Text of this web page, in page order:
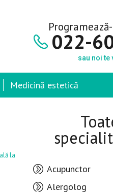
022-
sau noi te
Medicină estetică
la
Acupunctor
Alergolog